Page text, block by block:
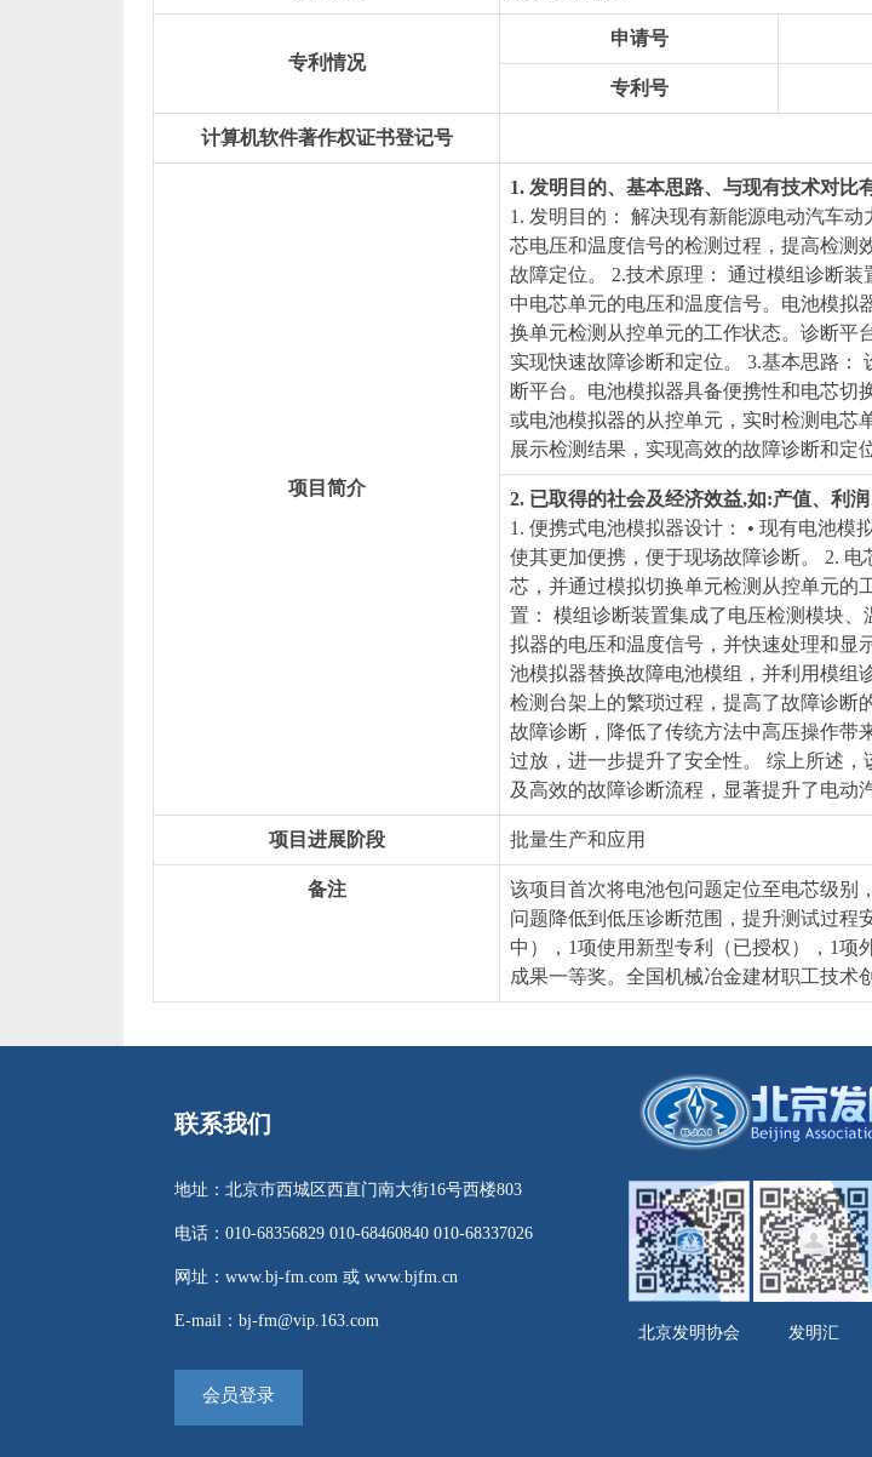
专利情况
申请号
专利号
计算机软件著作权证书登记号
项目简介
1. 发明目的、基本思路、与现有技术对比
1. 发明目的： 解决现有新能源电动汽车
芯电压和温度信号的检测过程，提高检测
故障定位。 2.技术原理： 通过模组诊断
中电芯单元的电压和温度信号。电池模拟
换单元检测从控单元的工作状态。诊断平
实现快速故障诊断和定位。 3.基本思路：
断平台。电池模拟器具备便携性和电芯切
或电池模拟器的从控单元，实时检测电芯
展示检测结果，实现高效的故障诊断和定位
2. 已取得的社会及经济效益,如:产值、利
1. 便携式电池模拟器设计： • 现有电池模
使其更加便携，便于现场故障诊断。 2.
芯，并通过模拟切换单元检测从控单元的
置： 模组诊断装置集成了电压检测模块
拟器的电压和温度信号，并快速处理和显
池模拟器替换故障电池模组，并利用模组
检测台架上的繁琐过程，提高了故障诊断
故障诊断，降低了传统方法中高压操作带
过放，进一步提升了安全性。 综上所述
及高效的故障诊断流程，显著提升了电动
项目进展阶段 批量生产和应用
备注
该项目首次将电池包问题定位至电芯级别
问题降低到低压诊断范围，提升测试过程
中），1项使用新型专利（已授权），1项
成果一等奖。全国机械冶金建材职工技术
联系我们
地址：北京市西城区西直门南大街16号西楼803
电话：010-68356829 010-68460840 010-68337026
网址：www.bj-fm.com 或 www.bjfm.cn
E-mail：bj-fm@vip.163.com
会员登录
北京发明协会 发明汇